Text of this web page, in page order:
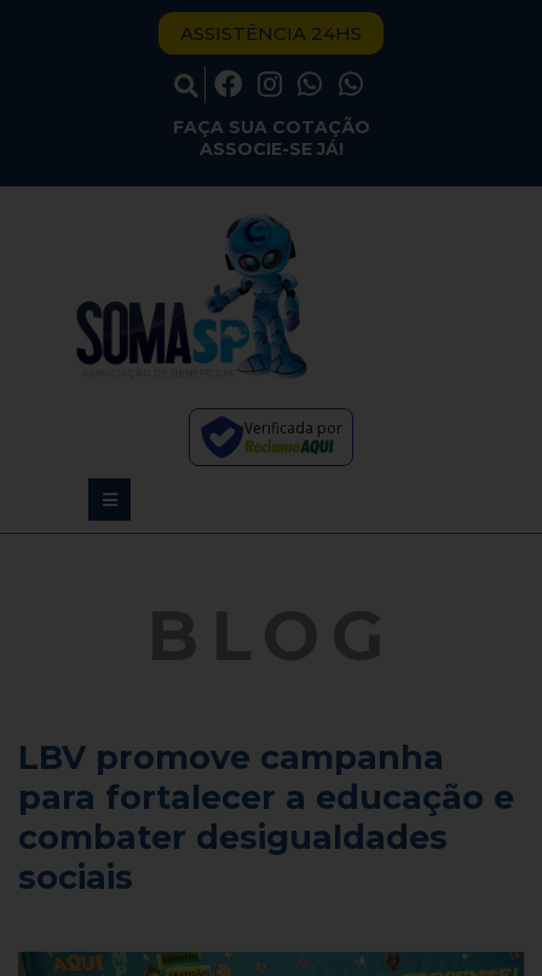
ASSISTÊNCIA 24HS
FAÇA SUA COTAÇÃO
ASSOCIE-SE JÁ!
Verificada por
LBV promove campanha
para fortalecer a educação e
combater desigualdades
sociais